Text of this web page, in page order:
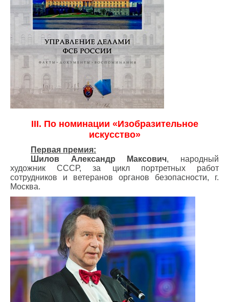
III. По номинации «Изобразительное
искусство»
Первая премия:
Шилов Александр Максович, народный
художник СССР, за цикл портретных работ
сотрудников и ветеранов органов безопасности, г.
Москва.